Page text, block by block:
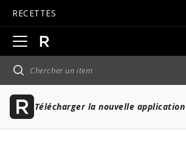
RECETTES
Ouvrir
la
navigation
principale
Télécharger la nouvelle application